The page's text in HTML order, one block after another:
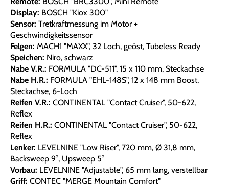
Display: BOSCH "Kiox 300"
Sensor: Tretkraftmessung im Motor +
Geschwindigkeitssensor
Felgen: MACH1 "MAXX", 32 Loch, geöst, Tubeless Ready
Speichen: Niro, schwarz
Nabe V.R.: FORMULA "DC-511", 15 x 110 mm, Steckachse
Nabe H.R.: FORMULA "EHL-148S", 12 x 148 mm Boost,
Steckachse, 6-Loch
Reifen V.R.: CONTINENTAL "Contact Cruiser", 50-622,
Reflex
Reifen H.R.: CONTINENTAL "Contact Cruiser", 50-622,
Reflex
Lenker: LEVELNINE "Low Riser", 720 mm, Ø 31,8 mm,
Backsweep 9°, Upsweep 5°
Vorbau: LEVELNINE "Adjustable", 65 mm lang, verstellbar
Griff: CONTEC "MERGE Mountain Comfort"